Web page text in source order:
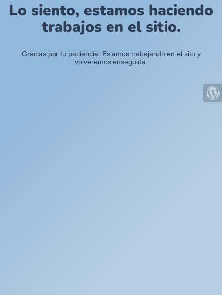
Lo siento, estamos haciendo
trabajos en el sitio.
Gracias por tu paciencia. Estamos trabajando en el sito y
volveremos enseguida.